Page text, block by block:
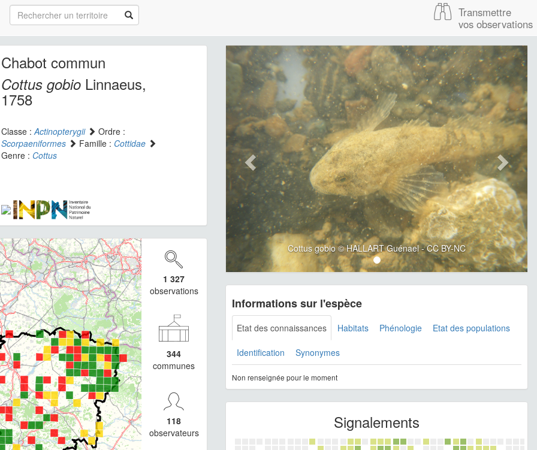
Transmettre
vos observations
Chabot commun
Cottus gobioLinnaeus,
1758
Classe :Actinopterygii
Ordre :
Scorpaeniformes
Famille : Cottidae
Genre : Cottus
1 327
observations
344
communes
118
observateurs
Cottus gobio © HALLART Guénael - CC BY-NC
Informations sur l'espèce
Etat des connaissances Habitats Phénologie Etat des populations
Identification Synonymes
Non renseignée pour le moment
Signalements